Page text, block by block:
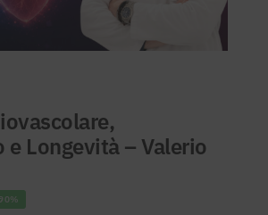
e Longevità – Valerio